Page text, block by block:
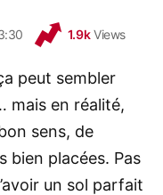
1.9k Views
peut sembler
mais en réalité,
sens, de
bien placées. Pas
un sol parfait